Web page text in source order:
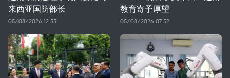
来西亚国防部长
05/08/2026 12:55
教育寄予厚望
05/08/2026 07:52